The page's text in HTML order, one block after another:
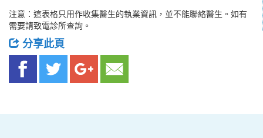
注意：這表格只用作收集醫生的執業資訊，並不能聯絡醫生。如有
需要請致電診所查詢。
分享此頁